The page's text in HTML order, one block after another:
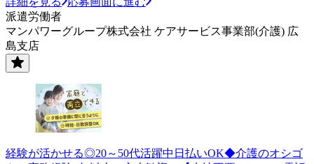
派遣労働者
マンパワーグループ株式会社 ケアサービス事業部(介護) 広
島支店
経験が活かせる◎20～50代活躍中日払いOK◆介護のオシゴ